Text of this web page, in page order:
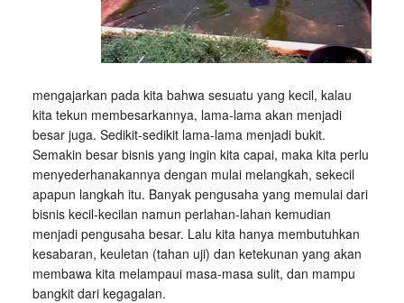
mengajarkan pada kita bahwa sesuatu yang kecil, kalau
kita tekun membesarkannya, lama-lama akan menjadi
besar juga. Sedikit-sedikit lama-lama menjadi bukit.
Semakin besar bisnis yang ingin kita capai, maka kita perlu
menyederhanakannya dengan mulai melangkah, sekecil
apapun langkah itu. Banyak pengusaha yang memulai dari
bisnis kecil-kecilan namun perlahan-lahan kemudian
menjadi pengusaha besar. Lalu kita hanya membutuhkan
kesabaran, keuletan (tahan uji) dan ketekunan yang akan
membawa kita melampaui masa-masa sulit, dan mampu
bangkit dari kegagalan.